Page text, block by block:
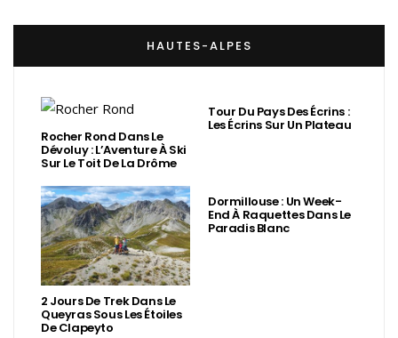
HAUTES-ALPES
Rocher Rond Dans Le
Dévoluy : L’Aventure À Ski
Sur Le Toit De La Drôme
Tour Du Pays Des Écrins :
Les Écrins Sur Un Plateau
2 Jours De Trek Dans Le
Queyras Sous Les Étoiles
De Clapeyto
Dormillouse : Un Week-
End À Raquettes Dans Le
Paradis Blanc